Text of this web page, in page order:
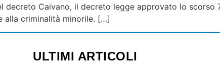
decreto Caivano, il decreto legge approvato lo
alla criminalità minorile. […]
ULTIMI ARTICOLI